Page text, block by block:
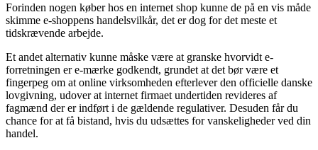
Forinden nogen køber hos en internet shop kunne de på en vis måde
skimme e-shoppens handelsvilkår, det er dog for det meste et
tidskrævende arbejde.
Et andet alternativ kunne måske være at granske hvorvidt e-
forretningen er e-mærke godkendt, grundet at det bør være et
fingerpeg om at online virksomheden efterlever den officielle danske
lovgivning, udover at internet firmaet undertiden revideres af
fagmænd der er indført i de gældende regulativer. Desuden får du
chance for at få bistand, hvis du udsættes for vanskeligheder ved din
handel.